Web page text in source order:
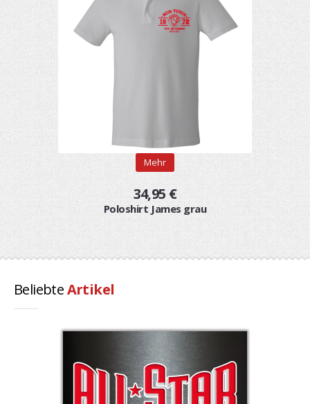
Mehr
34,95 €
Poloshirt James grau
BeliebteArtikel